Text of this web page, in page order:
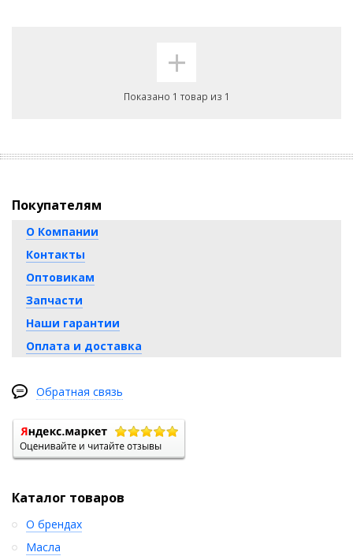
+
Показано 1 товар из 1
Покупателям
О Компании
Контакты
Оптовикам
Запчасти
Наши гарантии
Оплата и доставка
Обратная связь
Каталог товаров
О брендах
Масла